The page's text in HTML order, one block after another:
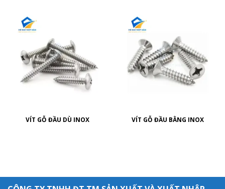
VÍT GỖ ĐẦU DÙ INOX VÍT GỖ ĐẦU BẰNG INOX